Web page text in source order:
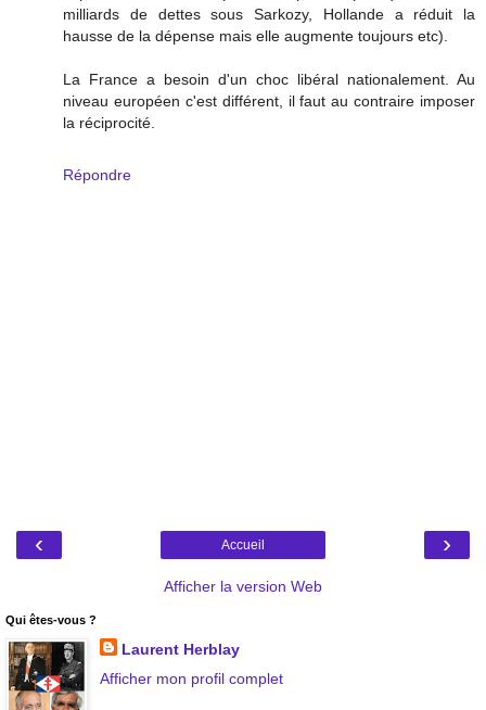
milliards de dettes sous Sarkozy, Hollande a réduit la
hausse de la dépense mais elle augmente toujours etc).
La France a besoin d'un choc libéral nationalement. Au
niveau européen c'est différent, il faut au contraire imposer
la réciprocité.
Répondre
‹ ›
Accueil
Afficher la version Web
Qui êtes-vous ?
Laurent Herblay
Afficher mon profil complet